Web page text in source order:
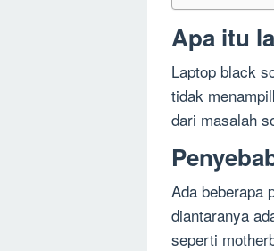
Apa itu
Laptop black
tidak
dari masalah
Ada beberapa
diantaranya
seperti